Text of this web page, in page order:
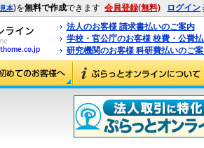
見本)を無料で作成できます 会員登録(無料) ログイン
法人のお客様 請求書払いのご案内
学校・官公庁のお客様 校費・公費
研究機関のお客様 科研費払いのご